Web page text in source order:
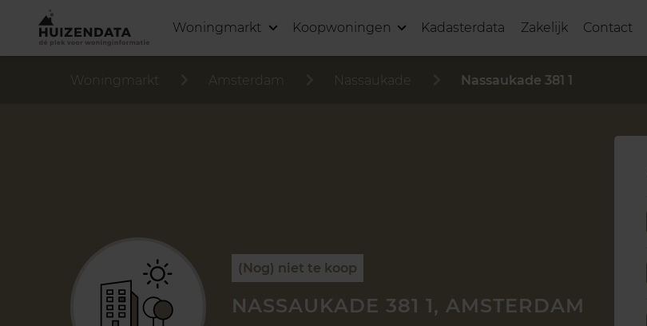
Woningmarkt Koopwoningen Kadasterdata Zakelijk Contact
Woningmarkt Amsterdam Nassaukade Nassaukade 381 1
(Nog) niet te koop
NASSAUKADE 381 1, AMSTERDAM